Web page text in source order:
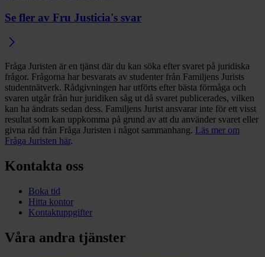
Se fler av Fru Justicia's svar
Fråga Juristen är en tjänst där du kan söka efter svaret på juridiska
frågor. Frågorna har besvarats av studenter från Familjens Jurists
studentnätverk. Rådgivningen har utförts efter bästa förmåga och
svaren utgår från hur juridiken såg ut då svaret publicerades, vilken
kan ha ändrats sedan dess. Familjens Jurist ansvarar inte för ett visst
resultat som kan uppkomma på grund av att du använder svaret eller
givna råd från Fråga Juristen i något sammanhang. Läs mer om
Fråga Juristen här.
Kontakta oss
Boka tid
Hitta kontor
Kontaktuppgifter
Våra andra tjänster